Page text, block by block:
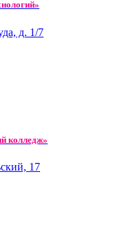
д. 1/7
колледж»
17